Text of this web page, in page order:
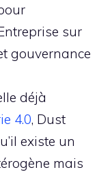
sur
gouvernance
déjà
4.0, Dust
existe un
mais